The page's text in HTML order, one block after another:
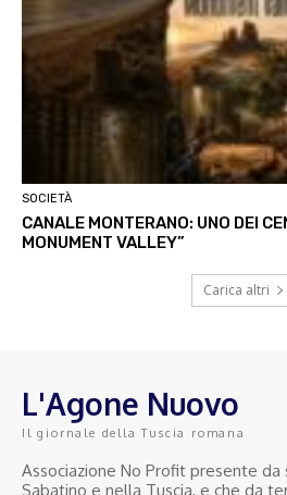
SOCIETÀ
CANALE MONTERANO: UNO DEI
MONUMENT VALLEY”
Carica altri
L'Agone Nuovo
Il giornale della Tuscia romana
Associazione No Profit presente
Sabatino e nella Tuscia, e che da